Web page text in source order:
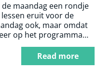
maandag een rondje
eruit voor de
ook, maar omdat
op het programma
Een extra lang
Read more